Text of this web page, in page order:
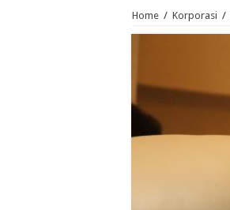
Home / Korporasi /